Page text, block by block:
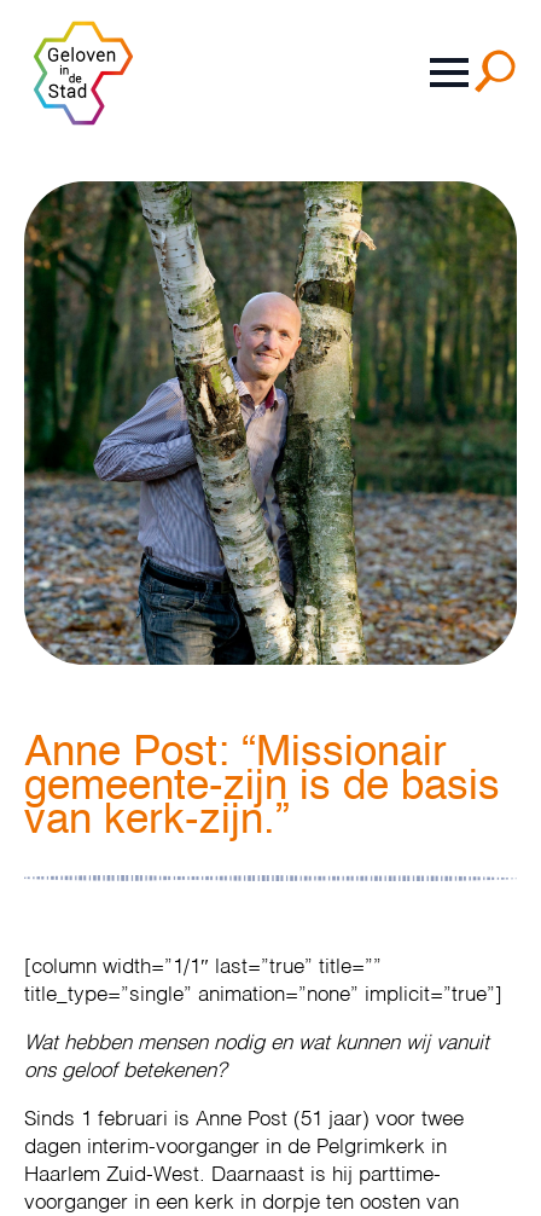
Anne Post: “Missionair
gemeente-zijn is de basis
van kerk-zijn.”
[column width=”1/1″ last=”true” title=””
title_type=”single” animation=”none” implicit=”true”]
Wat hebben mensen nodig en wat kunnen wij vanuit
ons geloof betekenen?
Sinds 1 februari is Anne Post (51 jaar) voor twee
dagen interim-voorganger in de Pelgrimkerk in
Haarlem Zuid-West. Daarnaast is hij parttime-
voorganger in een kerk in dorpje ten oosten van